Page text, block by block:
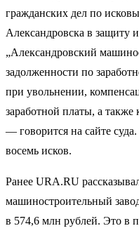
гражданских дел по
Александровска в защиту
„Александровский
задолженности по
при увольнении,
заработной платы, а
— говорится на сайте суда.
восемь исков.
Ранее URA.RU
машиностроительный
в 574,6 млн рублей. Это в